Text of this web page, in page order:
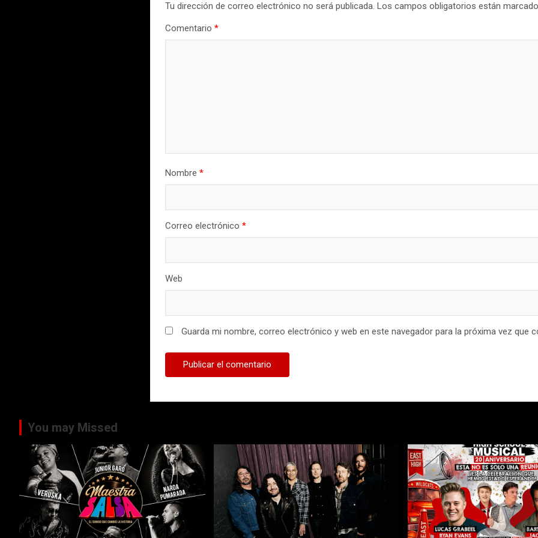
Tu dirección de correo electrónico no será publicada. Los campos obligatorios están
Comentario*
Nombre*
Correo electrónico*
Web
Guarda mi nombre, correo electrónico y web en este navegador para la próxima vez que
You may Missed